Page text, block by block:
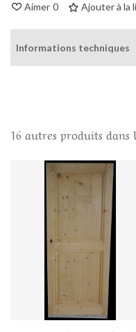
Aimer 0 Ajouter à la
Informations techniques
16 autres produits dans